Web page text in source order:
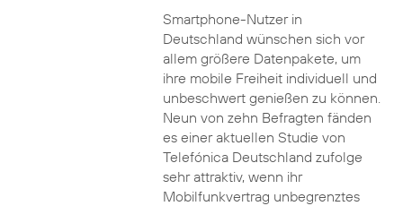
Smartphone-Nutzer in
Deutschland wünschen sich vor
allem größere Datenpakete, um
ihre mobile Freiheit individuell und
unbeschwert genießen zu können.
Neun von zehn Befragten fänden
es einer aktuellen Studie von
Telefónica Deutschland zufolge
sehr attraktiv, wenn ihr
Mobilfunkvertrag unbegrenztes